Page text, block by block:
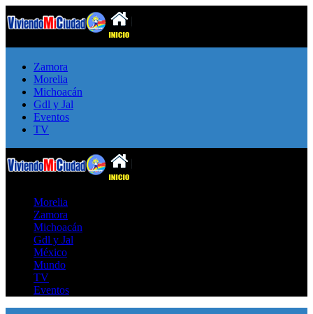
Zamora
Morelia
Michoacán
Gdl y Jal
Eventos
TV
Morelia
Zamora
Michoacán
Gdl y Jal
México
Mundo
TV
Eventos